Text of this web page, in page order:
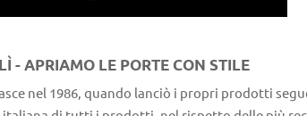
- APRIAMO LE PORTE CON STILE
nel 1986, quando lanciò i propri prodotti